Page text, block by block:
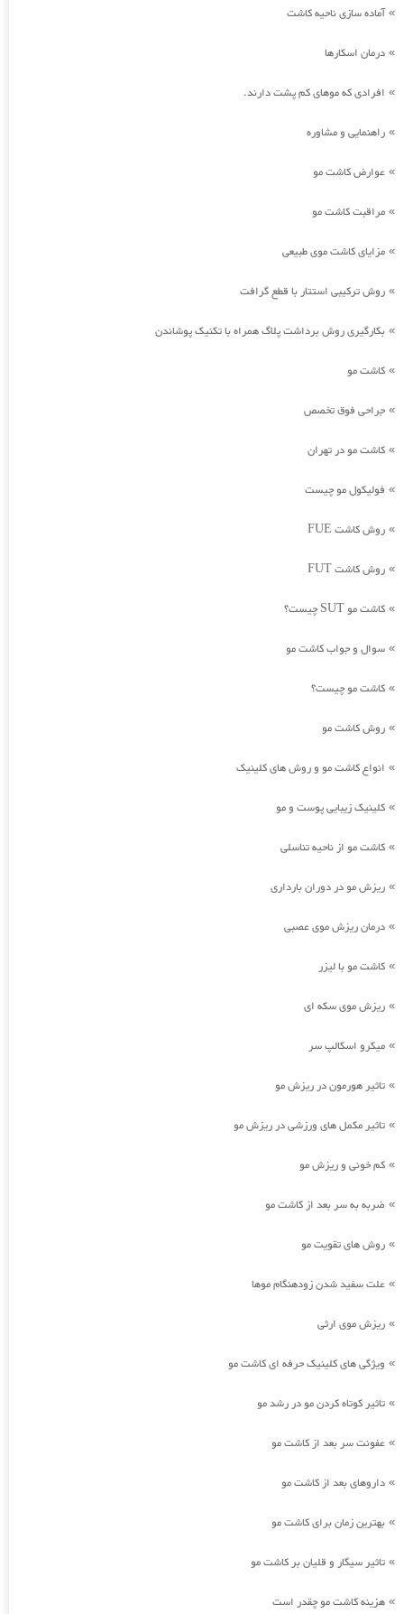
»آماده سازی ناحیه کاشت
» درمان اسکارها
» افرادی که موهای کم پشت دارند.
» راهنمایی و مشاوره
» عوارض کاشت مو
» مراقبت کاشت مو
» مزایای کاشت موی طبیعی
» روش ترکیبی استتار با قطع گرافت
» بکارگیری روش برداشت پلاگ همراه با تکنیک پوشاندن
» کاشت مو
» جراحی فوق تخصص
» کاشت مو در تهران
» فولیکول مو چیست
» روش کاشت FUE
» روش کاشت FUT
» کاشت مو SUT چیست؟
» سوال و جواب کاشت مو
» کاشت مو چیست؟
» روش کاشت مو
» انواع کاشت مو و روش های کلینیک
» کلینیک زیبایی پوست و مو
» کاشت مو از ناحیه تناسلی
» ریزش مو در دوران بارداری
» درمان ریزش موی عصبی
» کاشت مو با لیزر
» ریزش موی سکه ای
» میکرو اسکالپ سر
» تاثیر هورمون در ریزش مو
» تاثیر مکمل های ورزشی در ریزش مو
» کم خونی و ریزش مو
» ضربه به سر بعد از کاشت مو
» روش های تقویت مو
» علت سفید شدن زودهنگام موها
» ریزش موی ارثی
» ویژگی های کلینیک حرفه ای کاشت مو
» تاثیر کوتاه کردن مو در رشد مو
» عفونت سر بعد از کاشت مو
» داروهای بعد از کاشت مو
» بهترین زمان برای کاشت مو
» تاثیر سیگار و قلیان بر کاشت مو
» هزینه کاشت مو چقدر است